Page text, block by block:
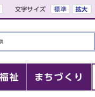
文字サイズ 標準 拡大
祉 まちづくり